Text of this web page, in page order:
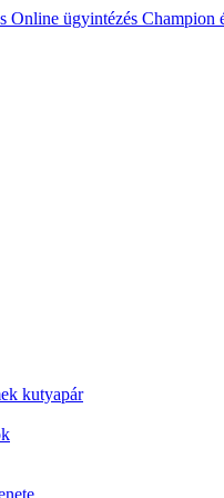
Online ügyintézés Champion
kutyapár